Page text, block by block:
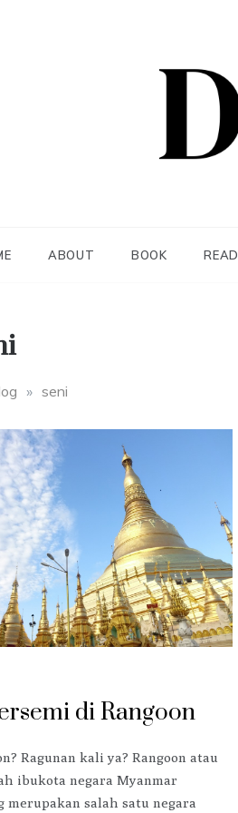
ABOUT BOOK READ
» seni
di Rangoon
Ragunan kali ya? Rangoon atau
ibukota negara Myanmar
merupakan salah satu negara